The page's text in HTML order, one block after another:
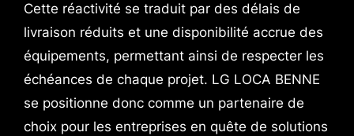
Cette réactivité se traduit par des délais de
livraison réduits et une disponibilité accrue des
équipements, permettant ainsi de respecter les
échéances de chaque projet. LG LOCA BENNE
se positionne donc comme un partenaire de
choix pour les entreprises en quête de solutions